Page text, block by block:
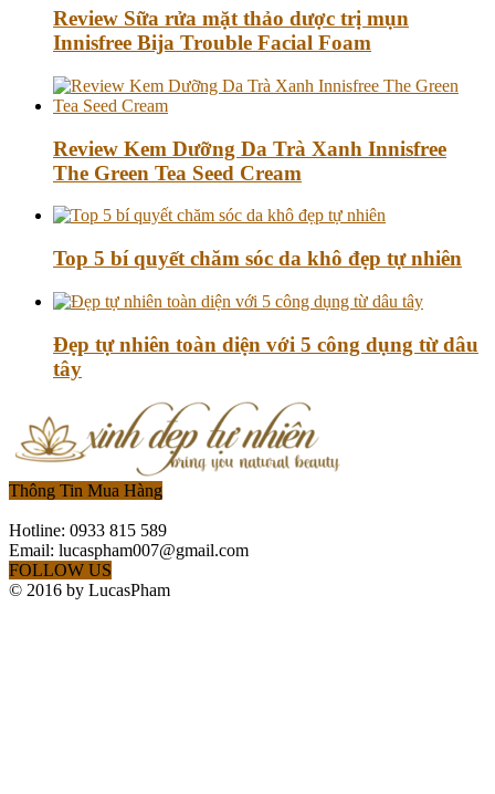
Review Sữa rửa mặt thảo dược trị mụn
Innisfree Bija Trouble Facial Foam
Review Kem Dưỡng Da Trà Xanh Innisfree
The Green Tea Seed Cream
Top 5 bí quyết chăm sóc da khô đẹp tự nhiên
Đẹp tự nhiên toàn diện với 5 công dụng từ dâu
tây
Thông Tin Mua Hàng
Hotline: 0933 815 589
Email: lucaspham007@gmail.com
FOLLOW US
© 2016 by LucasPham